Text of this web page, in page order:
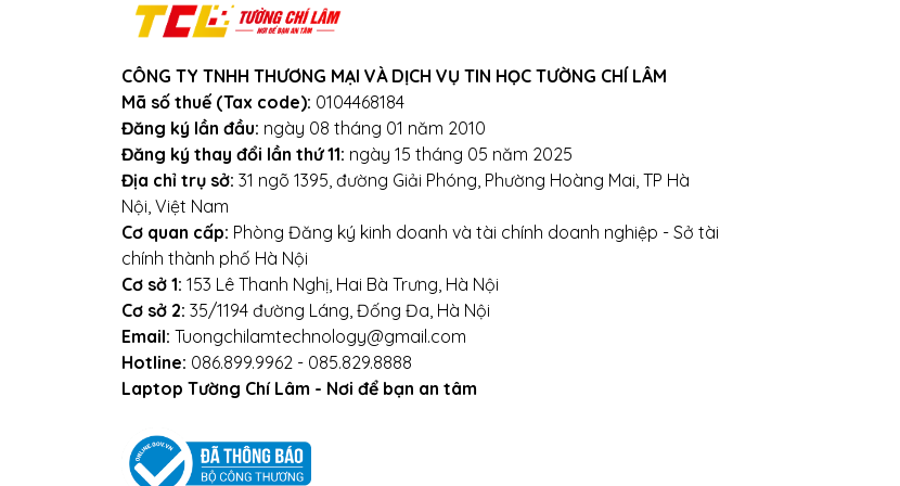
CÔNG TY TNHH THƯƠNG MẠI VÀ DỊCH VỤ TIN HỌC TƯỜNG CHÍ LÂM
Mã số thuế (Tax code): 0104468184
Đăng ký lần đầu: ngày 08 tháng 01 năm 2010
Đăng ký thay đổi lần thứ 11: ngày 15 tháng 05 năm 2025
Địa chỉ trụ sở: 31 ngõ 1395, đường Giải Phóng, Phường Hoàng Mai, TP Hà
Nội, Việt Nam
Cơ quan cấp: Phòng Đăng ký kinh doanh và tài chính doanh nghiệp - Sở tài
chính thành phố Hà Nội
Cơ sở 1: 153 Lê Thanh Nghị, Hai Bà Trưng, Hà Nội
Cơ sở 2: 35/1194 đường Láng, Đống Đa, Hà Nội
Email: Tuongchilamtechnology@gmail.com
Hotline: 086.899.9962 - 085.829.8888
Laptop Tường Chí Lâm - Nơi để bạn an tâm